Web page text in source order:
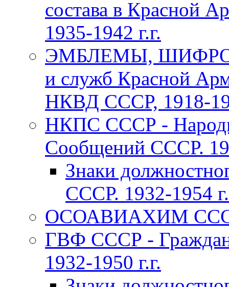
состава в Красной
1935-1942 г.г.
ЭМБЛЕМЫ,
и служб Красной
НКВД СССР, 1918-
НКПС СССР -
Сообщений СССР.
Знаки
СССР. 1932-1954
ОСОАВИАХИМ СССР
ГВФ СССР -
1932-1950 г.г.